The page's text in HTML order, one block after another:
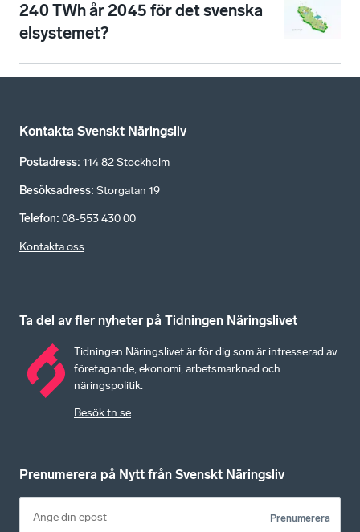
240 TWh år 2045 för det svenska
elsystemet?
Kontakta Svenskt Näringsliv
Postadress: 114 82 Stockholm
Besöksadress: Storgatan 19
Telefon: 08-553 430 00
Kontakta oss
Ta del av fler nyheter på Tidningen Näringslivet
Tidningen Näringslivet är för dig som är intresserad av
företagande, ekonomi, arbetsmarknad och
näringspolitik.
Besök tn.se
Prenumerera på Nytt från Svenskt Näringsliv
Prenumerera